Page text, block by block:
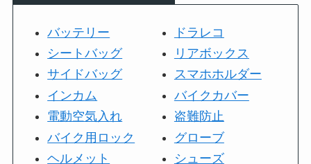
バッテリー
シートバッグ
サイドバッグ
インカム
電動空気入れ
バイク用ロック
ヘルメット
ドラレコ
リアボックス
スマホホルダー
バイクカバー
盗難防止
グローブ
シューズ